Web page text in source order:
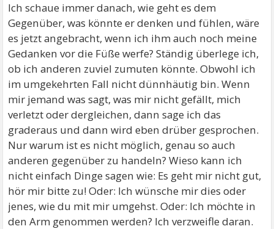
Ich schaue immer danach, wie geht es dem
Gegenüber, was könnte er denken und fühlen, wäre
es jetzt angebracht, wenn ich ihm auch noch meine
Gedanken vor die Füße werfe? Ständig überlege ich,
ob ich anderen zuviel zumuten könnte. Obwohl ich
im umgekehrten Fall nicht dünnhäutig bin. Wenn
mir jemand was sagt, was mir nicht gefällt, mich
verletzt oder dergleichen, dann sage ich das
graderaus und dann wird eben drüber gesprochen.
Nur warum ist es nicht möglich, genau so auch
anderen gegenüber zu handeln? Wieso kann ich
nicht einfach Dinge sagen wie: Es geht mir nicht gut,
hör mir bitte zu! Oder: Ich wünsche mir dies oder
jenes, wie du mit mir umgehst. Oder: Ich möchte in
den Arm genommen werden? Ich verzweifle daran.